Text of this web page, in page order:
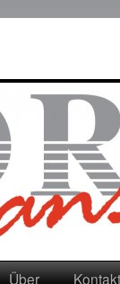
Über
Kontakt